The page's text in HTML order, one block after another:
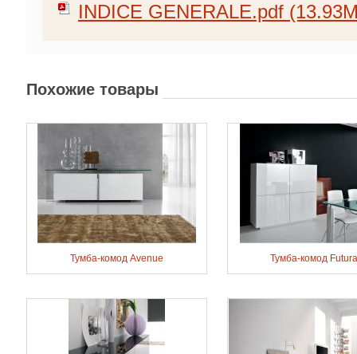
INDICE GENERALE.pdf
Похожие товары
Тумба-комод Avenue Тумба-комод